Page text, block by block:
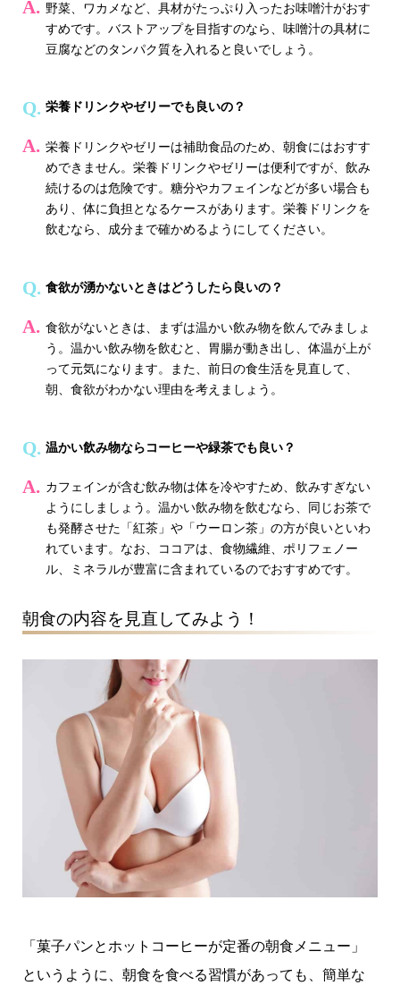
野菜、ワカメなど、具材がたっぷり入ったお味噌汁がおす
すめです。バストアップを目指すのなら、味噌汁の具材に
豆腐などのタンパク質を入れると良いでしょう。
栄養ドリンクやゼリーでも良いの？
栄養ドリンクやゼリーは補助食品のため、朝食にはおすす
めできません。栄養ドリンクやゼリーは便利ですが、飲み
続けるのは危険です。糖分やカフェインなどが多い場合も
あり、体に負担となるケースがあります。栄養ドリンクを
飲むなら、成分まで確かめるようにしてください。
食欲が湧かないときはどうしたら良いの？
食欲がないときは、まずは温かい飲み物を飲んでみましょ
う。温かい飲み物を飲むと、胃腸が動き出し、体温が上が
って元気になります。また、前日の食生活を見直して、
朝、食欲がわかない理由を考えましょう。
温かい飲み物ならコーヒーや緑茶でも良い？
カフェインが含む飲み物は体を冷やすため、飲みすぎない
ようにしましょう。温かい飲み物を飲むなら、同じお茶で
も発酵させた「紅茶」や「ウーロン茶」の方が良いといわ
れています。なお、ココアは、食物繊維、ポリフェノー
ル、ミネラルが豊富に含まれているのでおすすめです。
朝食の内容を見直してみよう！
「菓子パンとホットコーヒーが定番の朝食メニュー」
というように、朝食を食べる習慣があっても、簡単な